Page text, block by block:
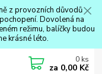
z provozních důvodů
Dovolená na
režimu, balíčky budou
krásné léto.
0 ks
za 0,00 Kč